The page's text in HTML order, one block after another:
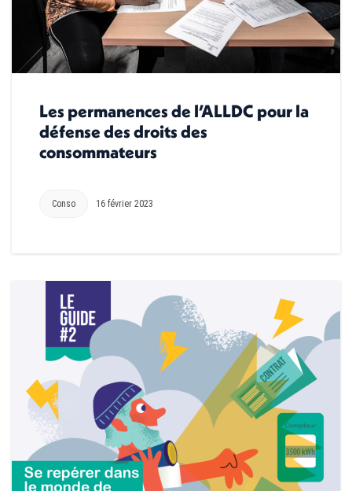
Les permanences de l’ALLDC pour la
défense des droits des
consommateurs
Conso 16 février 2023